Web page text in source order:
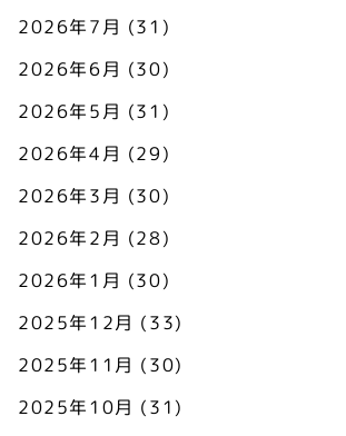
2026年7月 (31)
2026年6月 (30)
2026年5月 (31)
2026年4月 (29)
2026年3月 (30)
2026年2月 (28)
2026年1月 (30)
2025年12月 (33)
2025年11月 (30)
2025年10月 (31)